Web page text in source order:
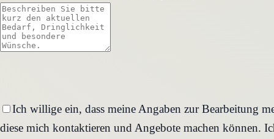
Ich willige ein, dass meine Angaben zur Bearbeitung
diese mich kontaktieren und Angebote machen können.